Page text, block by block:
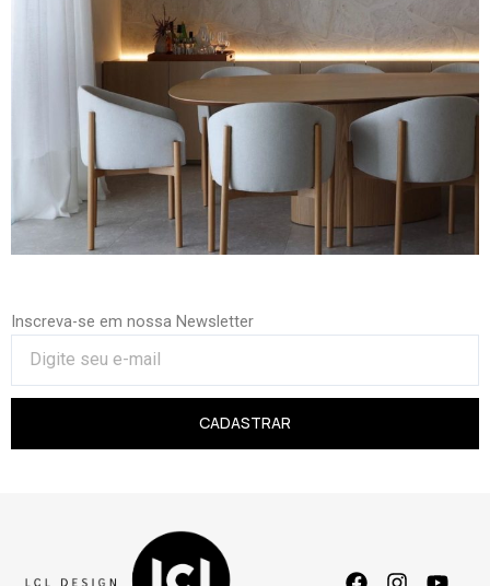
Inscreva-se em nossa Newsletter
CADASTRAR